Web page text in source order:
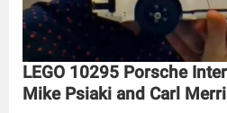
LEGO 10295 Porsche
Mike Psiaki and Carl